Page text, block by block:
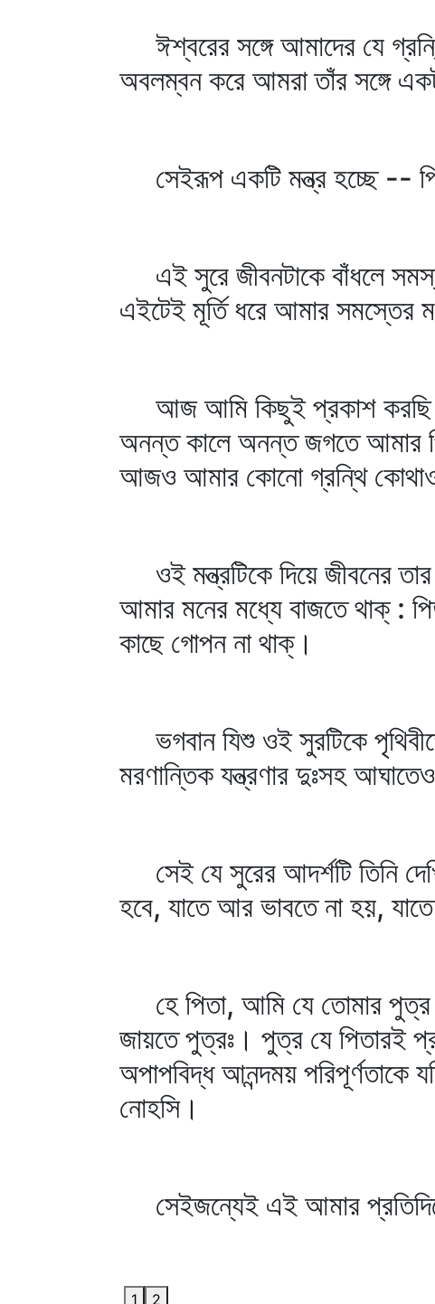
ঈশ্বরের সঙ্গে আমাদের যে
অবলম্বন করে আমরা তাঁর সঙ্গে
সেইরূপ একটি মন্ত্র হচ্ছে --
এই সুরে জীবনটাকে বাঁধলে
এইটেই মূর্তি ধরে আমার
আজ আমি কিছুই প্রকাশ করছি
অনন্ত কালে অনন্ত জগতে আমার
আজও আমার কোনো গ্রন্থি কোথাও
ওই মন্ত্রটিকে দিয়ে জীবনের
আমার মনের মধ্যে বাজতে থাক্‌ :
কাছে গোপন না থাক্‌।
ভগবান যিশু ওই সুরটিকে
মরণান্তিক যন্ত্রণার দুঃসহ
সেই যে সুরের আদর্শটি তিনি
হবে, যাতে আর ভাবতে না হয়,
হে পিতা, আমি যে তোমার পুত্র
জায়তে পুত্রঃ। পুত্র যে পিতারই
অপাপবিদ্ধ আনন্দময় পরিপূর্ণতাকে
নোহসি।
সেইজন্যেই এই আমার
1 2